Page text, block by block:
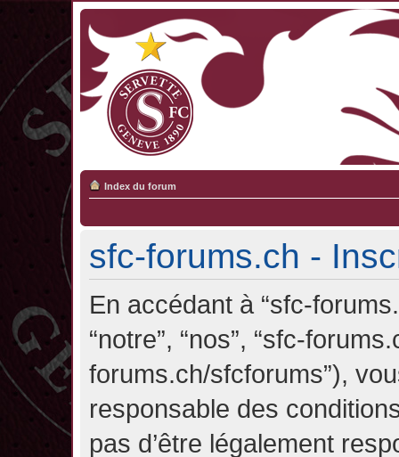
Index du forum
sfc-forums.ch -
En accédant à “sfc-
“notre”, “nos”, “sfc-
forums.ch/sfcforums”),
responsable des
pas d’être légalement